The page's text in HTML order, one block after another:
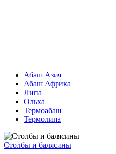
Абаш Азия
Абаш Африка
Липа
Ольха
Термоабаш
Термолипа
Столбы и балясины